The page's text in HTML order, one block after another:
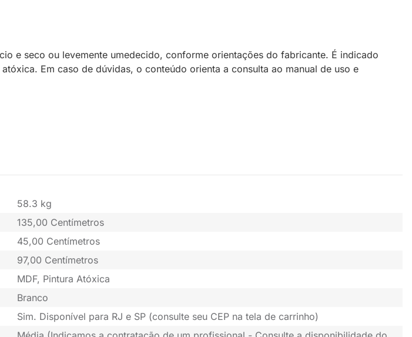
e seco ou levemente umedecido, conforme orientações do fabricante. É indicado
Em caso de dúvidas, o conteúdo orienta a consulta ao manual de uso e
58.3 kg
135,00 Centímetros
45,00 Centímetros
97,00 Centímetros
MDF, Pintura Atóxica
Branco
Sim. Disponível para RJ e SP (consulte seu CEP na tela de carrinho)